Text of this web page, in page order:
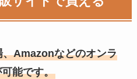
Amazonなどのオンラ
能です。